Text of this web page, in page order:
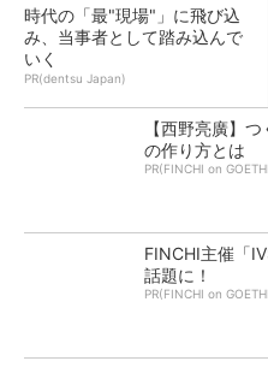
時代の「最"現場"」に飛び込
み、当事者として踏み込んで
いく
PR(dentsu Japan)
【西野亮廣】
の作り方とは
PR(FINCHI on
FINCHI主催「
話題に！
PR(FINCHI on